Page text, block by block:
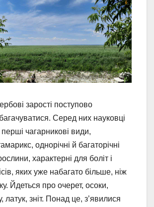
зарості поступово
Серед них науковці
чагарникові види,
однорічні й багаторічні
характерні для боліт і
яких уже набагато більше, ніж
Йдеться про очерет, осоки,
латук, зніт. Понад це, з’явилися